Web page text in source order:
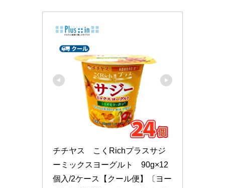
チチヤス　こくRichプラスサジ
ーミックスヨーグルト　90g×12
個入/2ケース【クール便】〔ヨー